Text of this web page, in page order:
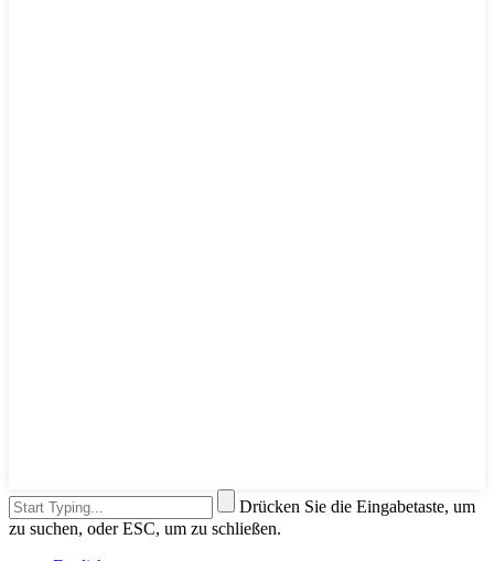
Drücken Sie die Eingabetaste, um
zu suchen, oder ESC, um zu schließen.